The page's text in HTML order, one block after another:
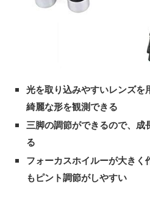
光を取り込みやすいレンズを
綺麗な形を観測できる
三脚の調節ができるので、成
る
フォーカスホイルーが大き
もピント調節がしやすい